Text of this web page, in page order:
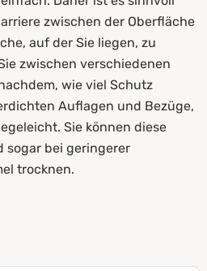
zwischen der Oberfläche
auf der Sie liegen, zu
zwischen verschiedenen
wie viel Schutz
Auflagen und Bezüge,
Sie können diese
sogar bei geringerer
trocknen.